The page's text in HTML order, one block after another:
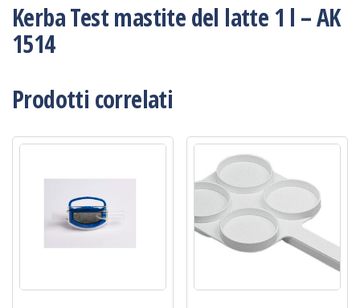
1514
quantità
Kerba Test mastite del latte 1 l – AK
1514
Prodotti correlati